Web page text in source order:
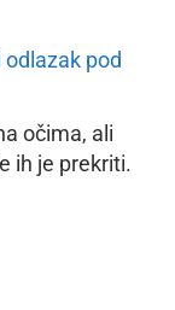
očima, ali
ih je prekriti.